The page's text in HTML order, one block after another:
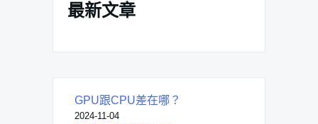
最新文章
GPU跟CPU差在哪？
2024-11-04